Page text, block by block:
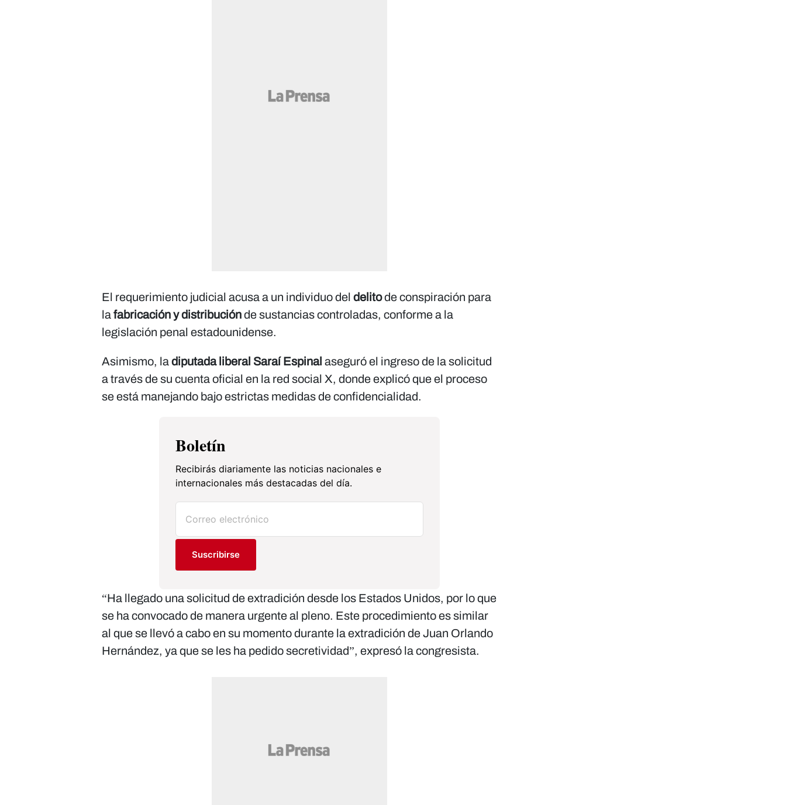
El requerimiento judicial acusa a un individuo del delitode conspiración para
lafabricación y distribuciónde sustancias controladas, conforme a la
legislación penal estadounidense.
Asimismo, ladiputada liberal Saraí Espinal aseguró el ingreso de la solicitud
a través de su cuenta oficial en la red social X, donde explicó que el proceso
se está manejando bajo estrictas medidas de confidencialidad.
Boletín
Recibirás diariamente las noticias nacionales e
internacionales más destacadas del día.
Suscribirse
“Ha llegado una solicitud de extradición desde los Estados Unidos, por lo que
se ha convocado de manera urgente al pleno. Este procedimiento es similar
al que se llevó a cabo en su momento durante la extradición de Juan Orlando
Hernández, ya que se les ha pedido secretividad”, expresó la congresista.